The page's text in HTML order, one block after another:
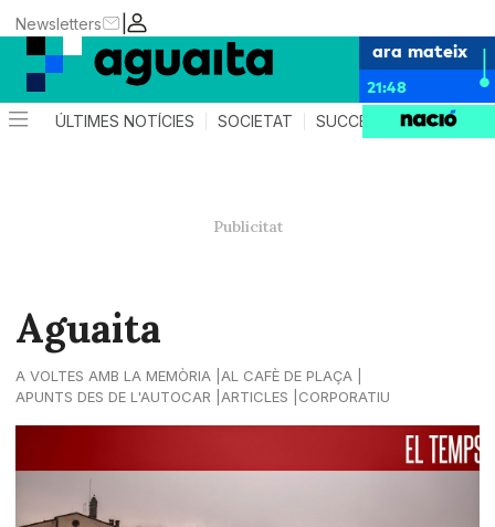
|
Newsletters
ara mateix
21:48
ÚLTIMES NOTÍCIES SOCIETAT SUCCESSOS AGENDA
Aguaita
A VOLTES AMB LA MEMÒRIA
AL CAFÈ DE PLAÇA
APUNTS DES DE L'AUTOCAR
ARTICLES CORPORATIU